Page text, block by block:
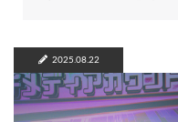
2025.08.22